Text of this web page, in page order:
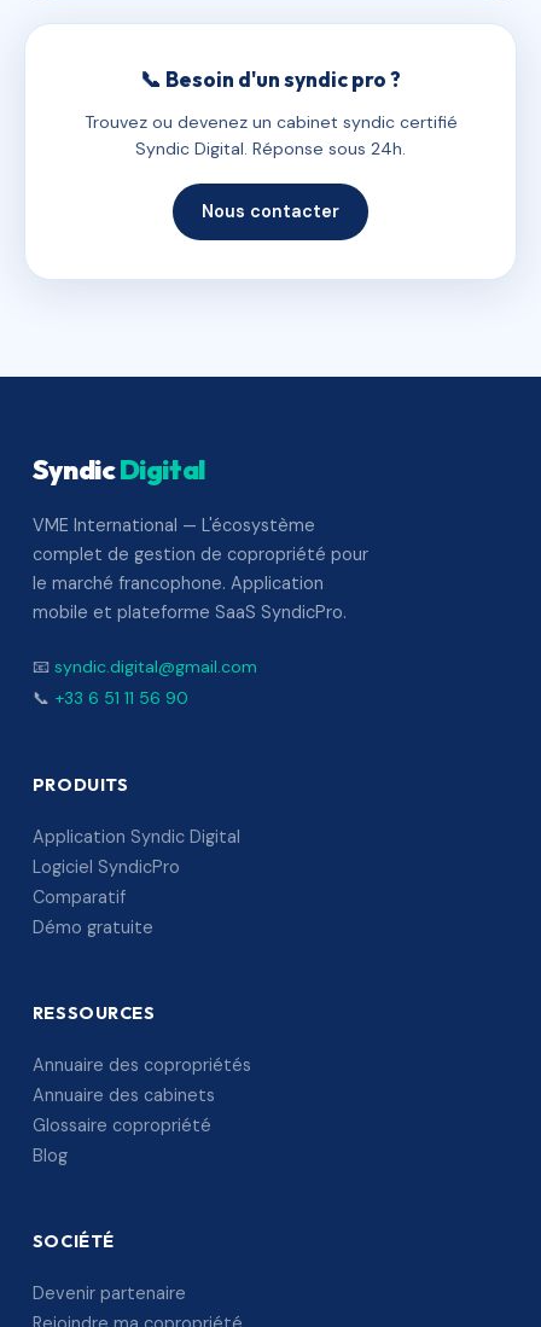
📞 Besoin d'un syndic pro ?
Trouvez ou devenez un cabinet syndic certifié
Syndic Digital. Réponse sous 24h.
Nous contacter
SyndicDigital
VME International — L'écosystème
complet de gestion de copropriété pour
le marché francophone. Application
mobile et plateforme SaaS SyndicPro.
📧 syndic.digital@gmail.com
📞 +33 6 51 11 56 90
PRODUITS
Application Syndic Digital
Logiciel SyndicPro
Comparatif
Démo gratuite
RESSOURCES
Annuaire des copropriétés
Annuaire des cabinets
Glossaire copropriété
Blog
SOCIÉTÉ
Devenir partenaire